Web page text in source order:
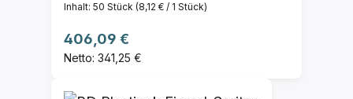
Inhalt: 50 Stück (8,12 € / 1 Stück)
Regulärer Preis:
406,09 €
Netto: 341,25 €